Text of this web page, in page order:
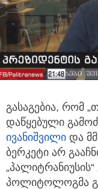
გასაგებია, რომ
დაწყებული
ივანიშვილი და
ბერკეტი არ
პოლიტოლოგმა